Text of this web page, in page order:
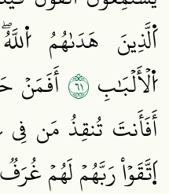
اَ۬لَّذِينَ هَدَىٰهُمُ
اُ۬لۡأَلۡبَٰبِ ١٦ أَفَمَنۡ
أَفَأَنتَ تُنقِذُ مَن فِي
اَ۪تَّقَوۡاْ رَبَّهُمۡ لَهُمۡ